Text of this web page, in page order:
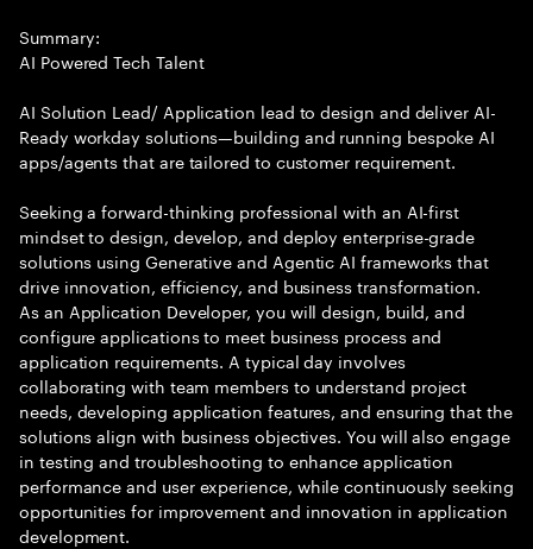
Summary:
AI Powered Tech Talent
AI Solution Lead/ Application lead to design and deliver AI-
Ready workday solutions—building and running bespoke AI
apps/agents that are tailored to customer requirement.
Seeking a forward-thinking professional with an AI-first
mindset to design, develop, and deploy enterprise-grade
solutions using Generative and Agentic AI frameworks that
drive innovation, efficiency, and business transformation.
As an Application Developer, you will design, build, and
configure applications to meet business process and
application requirements. A typical day involves
collaborating with team members to understand project
needs, developing application features, and ensuring that the
solutions align with business objectives. You will also engage
in testing and troubleshooting to enhance application
performance and user experience, while continuously seeking
opportunities for improvement and innovation in application
development.